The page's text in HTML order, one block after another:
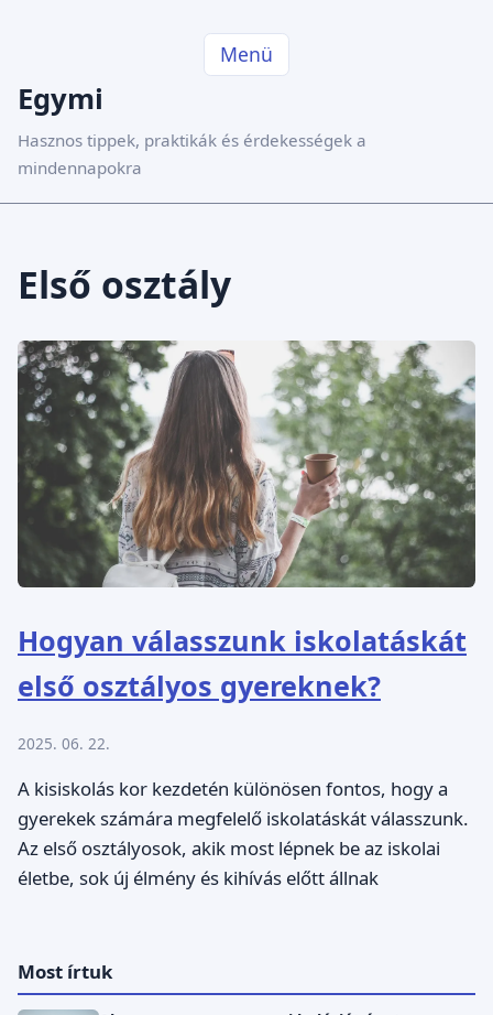
Menü
Egymi
Hasznos tippek, praktikák és érdekességek a
mindennapokra
Első osztály
Hogyan válasszunk iskolatáskát
első osztályos gyereknek?
2025. 06. 22.
A kisiskolás kor kezdetén különösen fontos, hogy a
gyerekek számára megfelelő iskolatáskát válasszunk.
Az első osztályosok, akik most lépnek be az iskolai
életbe, sok új élmény és kihívás előtt állnak
Most írtuk